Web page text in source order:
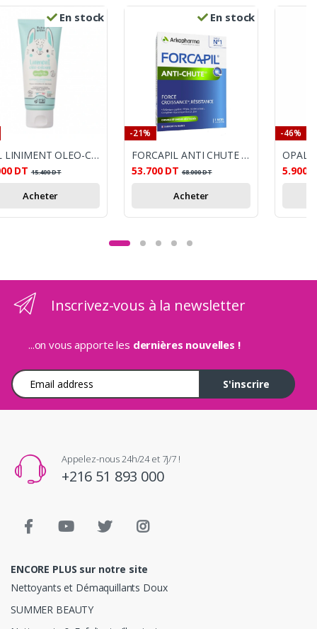
En stock
MKL LINIMENT OLEO-CALCAIRE BIO BABY GREEN 100ML
DT 15.400DT
Acheter
En stock
-21%
FORCAPIL ANTI CHUTE B/30CMP
53.700 DT 68.000DT
Acheter
-46%
5.900
Inscrivez-vous à la newsletter
...on vous apporte les dernières nouvelles !
Adresse e-mail
S'inscrire
Appelez-nous 24h/24 et 7j/7 !
+216 51 893 000
ENCORE PLUS sur notre site
Nettoyants et Démaquillants Doux
SUMMER BEAUTY